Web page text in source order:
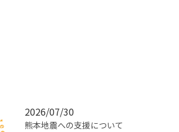
2026/07/30
熊本地震への支援について